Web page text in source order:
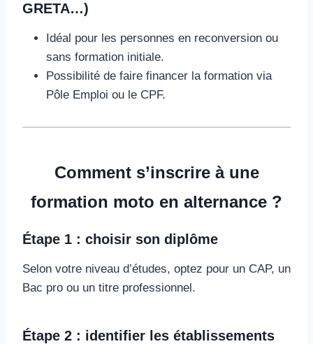
GRETA…)
Idéal pour les personnes en reconversion ou
sans formation initiale.
Possibilité de faire financer la formation via
Pôle Emploi ou le CPF.
Comment s’inscrire à une
formation moto en alternance ?
Étape 1 : choisir son diplôme
Selon votre niveau d’études, optez pour un CAP, un
Bac pro ou un titre professionnel.
Étape 2 : identifier les établissements